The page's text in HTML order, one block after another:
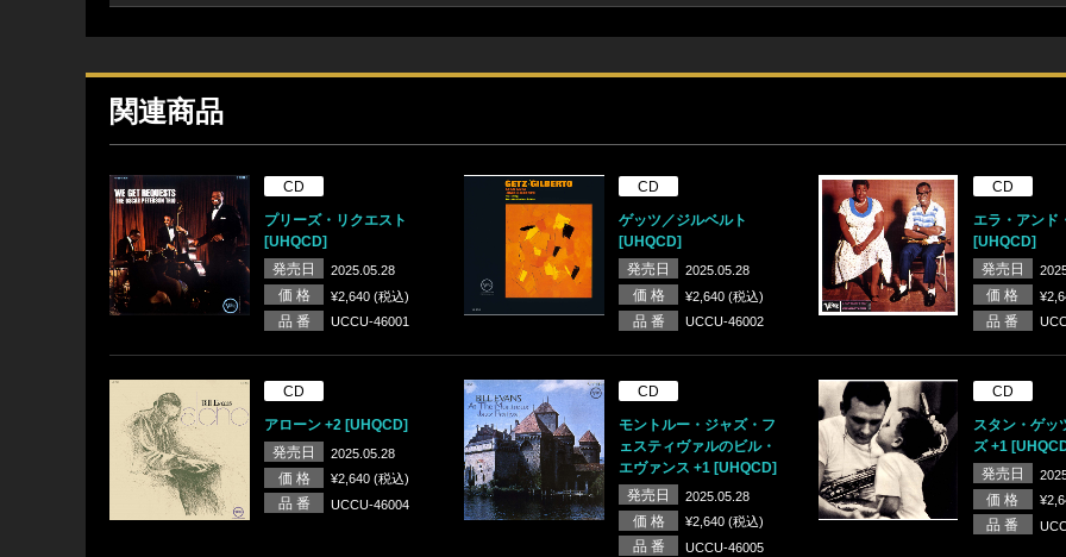
関連商品
CD
プリーズ・リクエスト
[UHQCD]
発売日
2025.05.28
価 格 ¥2,640 (税込)
品 番 UCCU-46001
CD
ゲッツ／ジルベルト
[UHQCD]
発売日
2025.05.28
価 格 ¥2,640 (税込)
品 番 UCCU-46002
CD
エラ・アンド
[UHQCD]
発売日
価 格
品 番
CD
アローン +2 [UHQCD]
発売日
2025.05.28
価 格 ¥2,640 (税込)
品 番 UCCU-46004
CD
モントルー・ジャズ・フ
ェスティヴァルのビル・
エヴァンス +1 [UHQCD]
発売日
2025.05.28
価 格 ¥2,640 (税込)
品 番 UCCU-46005
CD
スタン・ゲッ
ズ +1
発売日
価 格
品 番